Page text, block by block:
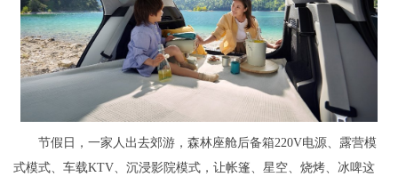
节假日，一家人出去郊游，森林座舱后备箱220V电源、露营模
式模式、车载KTV、沉浸影院模式，让帐篷、星空、烧烤、冰啤这